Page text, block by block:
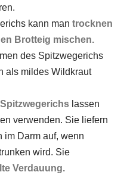
kann man trocknen
Brotteig mischen.
des Spitzwegerichs
als mildes Wildkraut
lassen
verwenden. Sie liefern
im Darm auf, wenn
wird. Sie
Verdauung.